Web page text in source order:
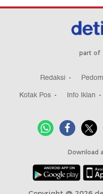
part of
Redaksi
Kotak Pos
Info Iklan
Download